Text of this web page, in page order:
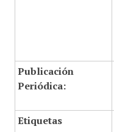
Publicación
Periódica:
Etiquetas